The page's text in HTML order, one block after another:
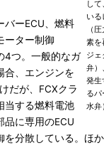
し
いる
（
素を
ジ
弁）
発生
る
水弁
ーECU、燃料
ーター制御
4つ。一般的なガ
合、エンジンを
だが、FCXクラ
当する燃料電池
品に専用のECU
を分散している。ほ